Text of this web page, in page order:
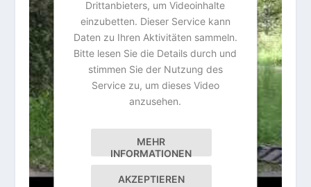
Drittanbieters, um Videoinhalte
einzubetten. Dieser Service kann
Daten zu Ihren Aktivitäten sammeln.
Bitte lesen Sie die Details durch und
stimmen Sie der Nutzung des
Service zu, um dieses Video
anzusehen.
MEHR
INFORMATIONEN
AKZEPTIEREN